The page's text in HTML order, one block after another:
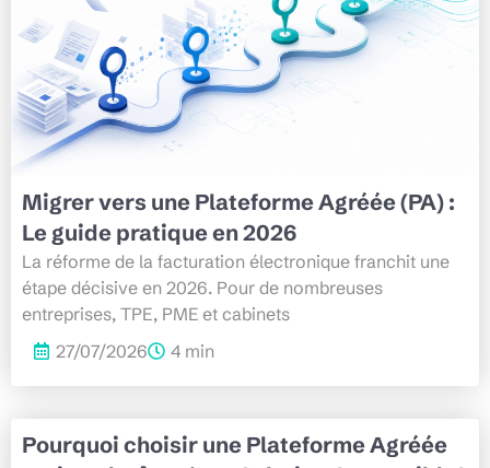
Migrer vers une Plateforme Agréée (PA) :
Le guide pratique en 2026
La réforme de la facturation électronique franchit une
étape décisive en 2026. Pour de nombreuses
entreprises, TPE, PME et cabinets
27/07/2026
4 min
Pourquoi choisir une Plateforme Agréée